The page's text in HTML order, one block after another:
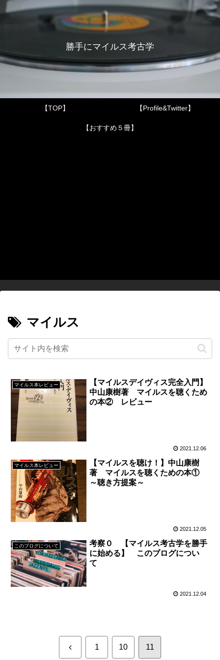
勝手にマイルス考古学
【TOP】 【Profile&Twitter】
【おすすめ５冊】
マイルス
マイルス本レビュー
【マイルスデイヴィス完全入門】
中山康樹著 マイルスを聴くため
の本② レビュー
2021.12.06
マイルス本レビュー
【マイルスを聴け！】中山康樹
著 マイルスを聴くための本①
～聴き方提案～
2021.12.05
このブログについて
考察０ 【マイルス考古学を勝手
に始める】 このブログについ
て
2021.12.04
前 1 10 11